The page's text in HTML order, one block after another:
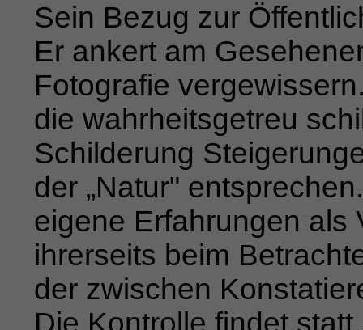
Sein Bezug zur
Er ankert am
Fotografie
die wahrheitsgetreu
Schilderung
der „Natur"
eigene Erfahrungen als
ihrerseits beim
der zwischen
Die Kontrolle findet